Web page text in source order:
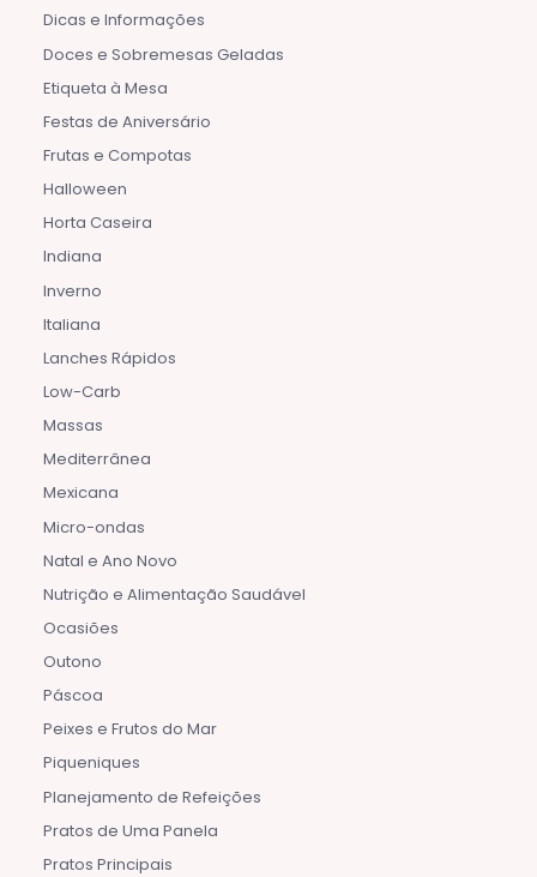
Dicas e Informações
Doces e Sobremesas Geladas
Etiqueta à Mesa
Festas de Aniversário
Frutas e Compotas
Halloween
Horta Caseira
Indiana
Inverno
Italiana
Lanches Rápidos
Low-Carb
Massas
Mediterrânea
Mexicana
Micro-ondas
Natal e Ano Novo
Nutrição e Alimentação Saudável
Ocasiões
Outono
Páscoa
Peixes e Frutos do Mar
Piqueniques
Planejamento de Refeições
Pratos de Uma Panela
Pratos Principais